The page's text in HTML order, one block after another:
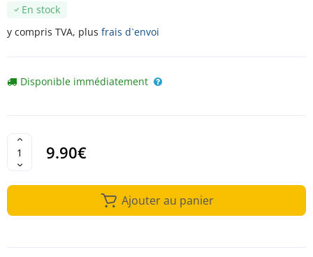
En stock
y compris TVA, plus frais d`envoi
Disponible immédiatement
9.90€
Ajouter au panier